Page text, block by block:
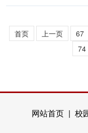
首页 上一页 67
74
网站首页 | 校